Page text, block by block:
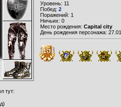
тут:
Уровень: 11
Побед: 2
Поражений: 1
Ничьих: 0
Место рождения: Capital city
День рождения персонажа: